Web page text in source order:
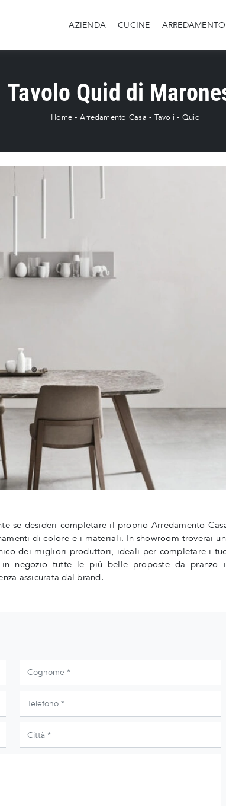
AZIENDA CUCINE
Tavolo Quid di
Home - Arredamento Casa - Tavoli - Quid
se desideri completare il proprio Arredamento
di colore e i materiali. In showroom troverai
dei migliori produttori, ideali per completare i
negozio tutte le più belle proposte da pranzo
assicurata dal brand.